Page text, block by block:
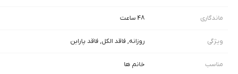
ماندگاری 48 ساعت
ویژگی روزانه, فاقد الکل, فاقد پارابن
مناسب خانم ها